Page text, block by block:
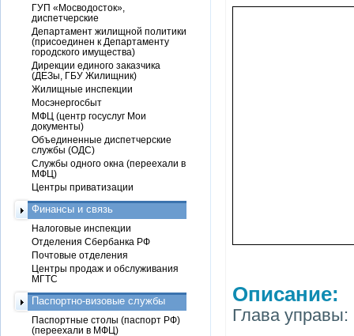
Описание:
Глава управы:
ГУП «Мосводосток»,
диспетчерские
Департамент жилищной политики
(присоединен к Департаменту
городского имущества)
Дирекции единого заказчика
(ДЕЗы, ГБУ Жилищник)
Жилищные инспекции
Мосэнергосбыт
МФЦ (центр госуслуг Мои
документы)
Объединенные диспетчерские
службы (ОДС)
Службы одного окна (переехали в
МФЦ)
Центры приватизации
Финансы и связь
Налоговые инспекции
Отделения Сбербанка РФ
Почтовые отделения
Центры продаж и обслуживания
МГТС
Паспортно-визовые службы
Паспортные столы (паспорт РФ)
(переехали в МФЦ)